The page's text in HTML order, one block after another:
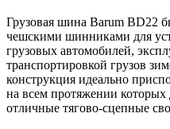
Грузовая шина Barum BD22
чешскими шинниками для
грузовых автомобилей,
транспортировкой грузов
конструкция идеально
на всем протяжении которых
отличные тягово-сцепные